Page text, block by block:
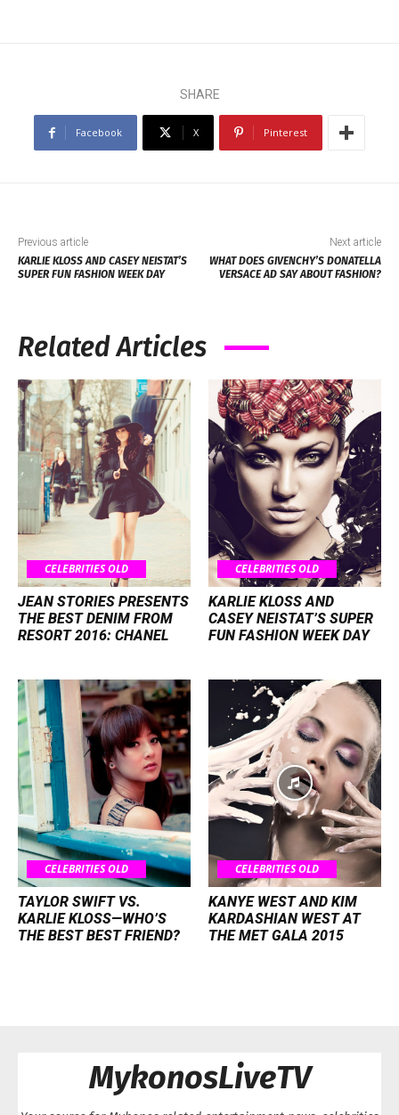
SHARE
Facebook X Pinterest
Previous article
KARLIE KLOSS AND CASEY NEISTAT’S
SUPER FUN FASHION WEEK DAY
Next article
WHAT DOES GIVENCHY’S DONATELLA
VERSACE AD SAY ABOUT FASHION?
Related Articles
CELEBRITIES OLD
JEAN STORIES PRESENTS
THE BEST DENIM FROM
RESORT 2016: CHANEL
CELEBRITIES OLD
KARLIE KLOSS AND
CASEY NEISTAT’S SUPER
FUN FASHION WEEK DAY
CELEBRITIES OLD
TAYLOR SWIFT VS.
KARLIE KLOSS—WHO’S
THE BEST BEST FRIEND?
CELEBRITIES OLD
KANYE WEST AND KIM
KARDASHIAN WEST AT
THE MET GALA 2015
MykonosLiveTV